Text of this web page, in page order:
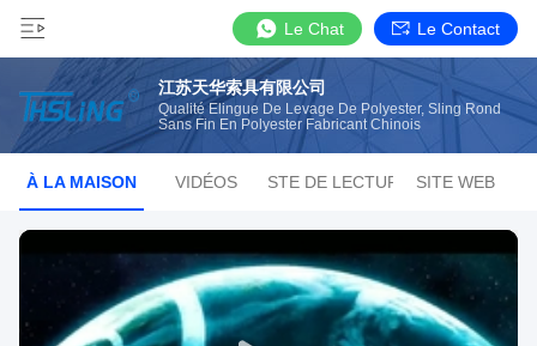
Le Chat Le Contact
江苏天华索具有限公司
Qualité Élingue De Levage De Polyester, Sling Rond
Sans Fin En Polyester Fabricant Chinois
À LA MAISON VIDÉOS LISTE DE LECTURE SITE WEB